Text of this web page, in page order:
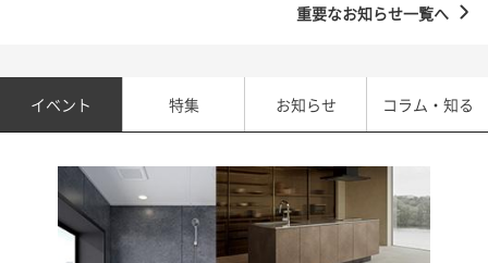
重要なお知らせ一覧へ
イベント 特集 お知らせ コラム・知る